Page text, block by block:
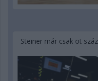
Steiner már csak öt